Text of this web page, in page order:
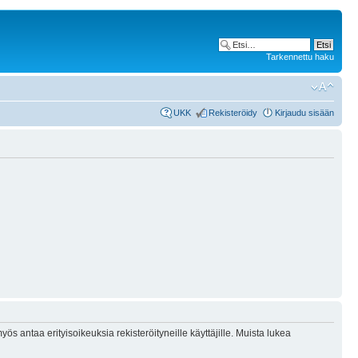
Tarkennettu haku
UKK Rekisteröidy Kirjaudu sisään
antaa erityisoikeuksia rekisteröityneille käyttäjille. Muista lukea